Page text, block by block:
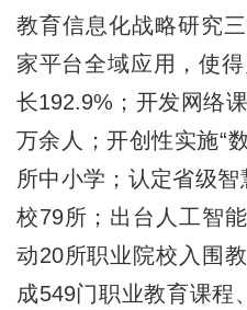
教育信息化战略研究
家平台全域应用，使
长192.9%；开发网络
万余人；开创性实施“
所中小学；认定省级
校79所；出台人工智
动20所职业院校入围
成549门职业教育课程